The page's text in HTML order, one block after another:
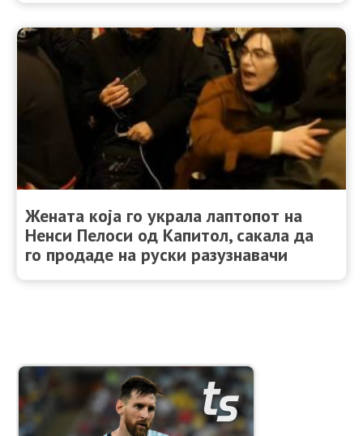
Жената која го украла лаптопот на
Ненси Пелоси од Капитол, сакала да
го продаде на руски разузнавачи